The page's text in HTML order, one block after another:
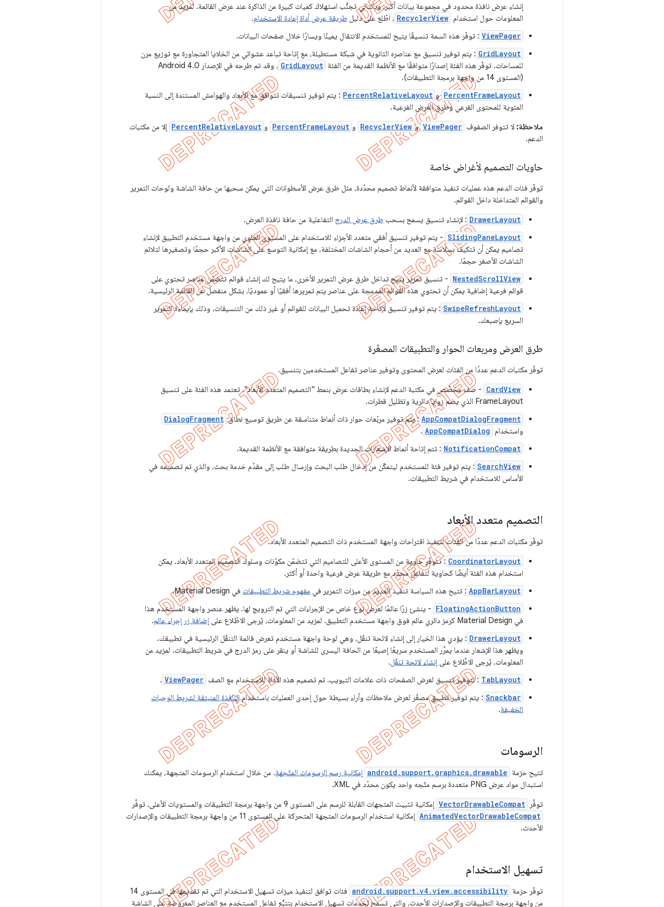
إنشاء عرض نافذة محدود في مجموعة بيانات أكبر، وبالتالي تجنُّب استهلاك كميات كبيرة من الذاكرة عند عرض القائمة. لمزيد من
المعلومات حول استخدام RecyclerView ، اطّلِع على دليل طريقة عرض أداة إعادة الاستخدام.
ViewPager : توفّر هذه السمة تنسيقًا يتيح للمستخدم الانتقال يمينًا ويسارًا خلال صفحات البيانات.
GridLayout : يتم توفير تنسيق مع عناصره الثانوية في شبكة مستطيلة، مع إتاحة تباعد عشوائي من الخلايا المتجاورة مع توزيع مرن
للمساحات. توفّر هذه الفئة إصدارًا متوافقًا مع الأنظمة القديمة من الفئة GridLayout
، وقد تم طرحه في الإصدار Android 4.0
(المستوى 14 من واجهة برمجة التطبيقات).
PercentFrameLayout و PercentRelativeLayout : يتم توفير تنسيقات تتوافق مع الأبعاد والهوامش المستندة إلى النسبة
المئوية للمحتوى الفرعي وطرق العرض الفرعية.
ملاحظة: لا تتوفر الصفوف ViewPager و RecyclerView و PercentFrameLayout و PercentRelativeLayout إلا من مكتبات
الدعم.
حاويات التصميم لأغراض خاصة
توفّر فئات الدعم هذه عمليات تنفيذ متوافقة لأنماط تصميم محدّدة، مثل طرق عرض الأسطوانات التي يمكن سحبها من حافة الشاشة ولوحات التمرير
والقوائم المتداخلة داخل القوائم.
DrawerLayout : لإنشاء تنسيق يسمح بسحب طرق عرض الدرج التفاعلية من حافة نافذة العرض.
SlidingPaneLayout - يتم توفير تنسيق أفقي متعدد الأجزاء للاستخدام على المستوى العلوي من واجهة مستخدم التطبيق لإنشاء
تصاميم يمكن أن تتكيف بسلاسة مع العديد من أحجام الشاشات المختلفة، مع إمكانية التوسع على الشاشات الأكبر حجمًا وتصغيرها لتلائم
الشاشات الأصغر حجمًا.
NestedScrollView - تنسيق تمرير يتيح تداخل طرق عرض التمرير الأخرى، ما يتيح لك إنشاء قوائم تتضمّن عناصر تحتوي على
قوائم فرعية إضافية يمكن أن تحتوي هذه القوائم المدمجة على عناصر يتم تمريرها أفقيًا أو عموديًا، بشكل منفصل عن القائمة الرئيسية.
SwipeRefreshLayout : يتم توفير تنسيق لإتاحة إعادة تحميل البيانات للقوائم أو غير ذلك من التنسيقات، وذلك بإيماءة التمرير
السريع بإصبعك.
طرق العرض ومربعات الحوار والتطبيقات المصغّرة
توفّر مكتبات الدعم عددًا من الفئات لعرض المحتوى وتوفير عناصر تفاعل المستخدمين بتنسيق.
CardView - صف مخصّص في مكتبة الدعم لإنشاء بطاقات عرض بنمط "التصميم المتعدد الأبعاد". تعتمد هذه الفئة على تنسيق
FrameLayout الذي يضم زوايا دائرية وتظليل قطرات.
AppCompatDialogFragment : يتم توفير مربّعات حوار ذات أنماط متناسقة عن طريق توسيع نطاق DialogFragment
واستخدام AppCompatDialog
.
NotificationCompat : تتم إتاحة أنماط الإشعارات الجديدة بطريقة متوافقة مع الأنظمة القديمة.
SearchView : يتم توفير فئة للمستخدم ليتمكّن من إدخال طلب البحث وإرسال طلب إلى مقدّم خدمة بحث، والذي تم تصميمه في
الأساس للاستخدام في شريط التطبيقات.
التصميم متعدد الأبعاد
توفّر مكتبات الدعم عددًا من الفئات لتنفيذ اقتراحات واجهة المستخدم ذات التصميم المتعدد الأبعاد.
CoordinatorLayout : تتوفّر حاوية من المستوى الأعلى للتصاميم التي تتضمّن مكوّنات وسلوك التصميم المتعدد الأبعاد. يمكن
استخدام هذه الفئة أيضًا كحاوية لتفاعل محدّد مع طريقة عرض فرعية واحدة أو أكثر.
AppBarLayout : تتيح هذه السياسة تنفيذ العديد من ميزات التمرير في مفهوم شريط التطبيقات في Material Design.
FloatingActionButton - ينشئ زرًا عائمًا لعرض نوع خاص من الإجراءات التي تم الترويج لها. يظهر عنصر واجهة المستخدم هذا
في Material Design كرمز دائري عائم فوق واجهة مستخدم التطبيق. لمزيد من المعلومات، يُرجى الاطّلاع على
إضافة زر إجراء عائم.
DrawerLayout : يؤدي هذا الخيار إلى إنشاء لائحة تنقّل، وهي لوحة واجهة مستخدم تعرض قائمة التنقّل الرئيسية في تطبيقك.
ويظهر هذا الإشعار عندما يمرِّر المستخدم سريعًا إصبعًا من الحافة اليسرى للشاشة أو ينقر على رمز الدرج في شريط التطبيقات. لمزيد من
المعلومات، يُرجى الاطِّلاع على إنشاء لائحة تنقّل.
TabLayout : لتوفير تنسيق لعرض الصفحات ذات علامات التبويب. تم تصميم هذه الأداة للاستخدام مع الصف ViewPager
.
Snackbar : يتم توفير تطبيق مصغّر لعرض ملاحظات وآراء بسيطة حول إحدى العمليات باستخدامالنافذة المنبثقة لشريط الوجبات
الخفيفة.
الرسومات
تتيح حزمة android.support.graphics.drawable إمكانية رسم الرسومات المتّجهة. من خلال استخدام الرسومات المتجهة، يمكنك
استبدال مواد عرض PNG متعددة برسم متّجه واحد يكون محدّد في XML.
توفِّر
VectorDrawableCompat إمكانية تثبيت المتجهات القابلة للرسم على المستوى 9 من واجهة برمجة التطبيقات والمستويات الأعلى. توفِّر
AnimatedVectorDrawableCompat
إمكانية استخدام الرسومات المتجهة المتحركة على المستوى 11 من واجهة برمجة التطبيقات والإصدارات
الأحدث.
تسهيل الاستخدام
توفّر حزمة android.support.v4.view.accessibility
فئات توافق لتنفيذ ميزات تسهيل الاستخدام التي تم تقديمها في المستوى 14
من واجهة برمجة التطبيقات والإصدارات الأحدث، والتي تسمح لخدمات تسهيل الاستخدام بتتبُّع تفاعل المستخدم مع العناصر المعروضة على الشاشة